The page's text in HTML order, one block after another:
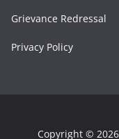
Grievance Redressal
Privacy Policy
Copyright © 2026